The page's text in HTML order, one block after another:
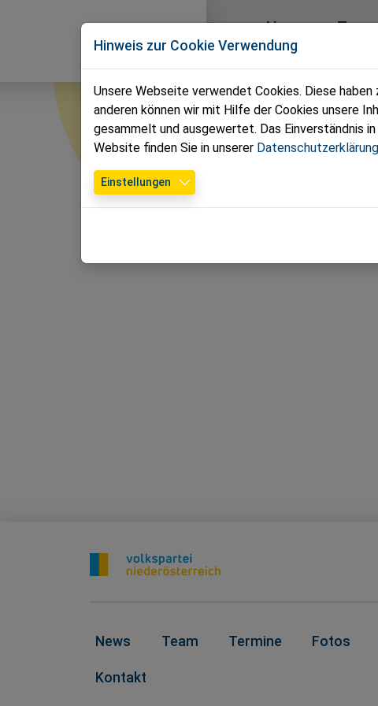
Groß Enzersdorf
News Team
Medien der Volkspartei
Redaktion
Für den Inhalt verantwortlich:
News Team Termine Fotos
Kontakt
Hinweis zur Cookie Verwendung
Unsere Webseite verwendet Cookies. Diese
anderen können wir mit Hilfe der Cookies unsere
gesammelt und ausgewertet. Das Einverständnis
Website finden Sie in unserer Datenschutzerklärung
Einstellungen